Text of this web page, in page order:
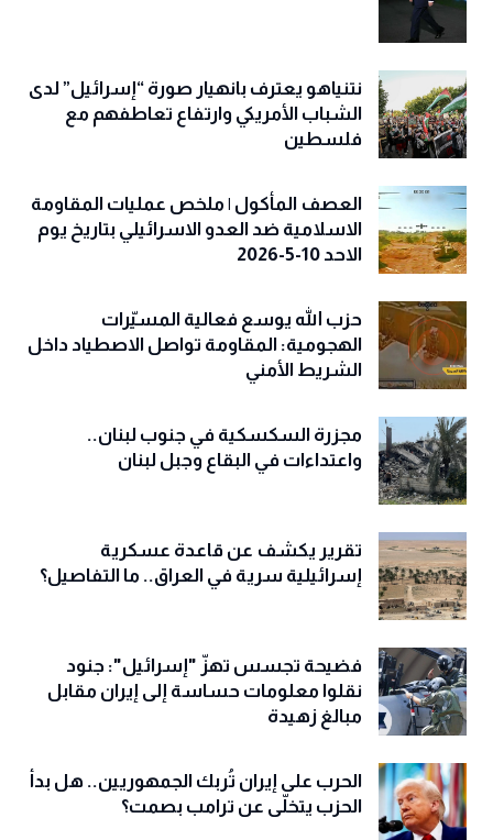
نتنياهو يعترف بانهيار صورة “إسرائيل” لدى
الشباب الأمريكي وارتفاع تعاطفهم مع
فلسطين
العصف المأكول | ملخص عمليات المقاومة
الاسلامية ضد العدو الاسرائيلي بتاريخ يوم
الاحد 10-5-2026
حزب الله يوسع فعالية المسيّرات
الهجومية: المقاومة تواصل الاصطياد داخل
الشريط الأمني
مجزرة السكسكية في جنوب لبنان..
واعتداءات في البقاع وجبل لبنان
تقرير يكشف عن قاعدة عسكرية
إسرائيلية سرية في العراق.. ما التفاصيل؟
فضيحة تجسس تهزّ "إسرائيل": جنود
نقلوا معلومات حساسة إلى إيران مقابل
مبالغ زهيدة
الحرب على إيران تُربك الجمهوريين.. هل بدأ
الحزب يتخلّى عن ترامب بصمت؟